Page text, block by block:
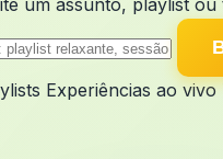
um assunto, playlist
Experiências ao vivo